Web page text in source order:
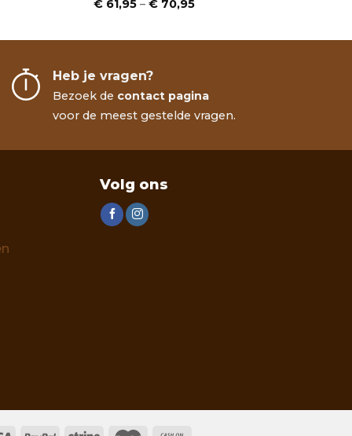
€ 61,95 – € 70,95Prijsklasse:
Heb je vragen?
Bezoek de contact pagina
voor de meest gestelde vragen.
Volg ons